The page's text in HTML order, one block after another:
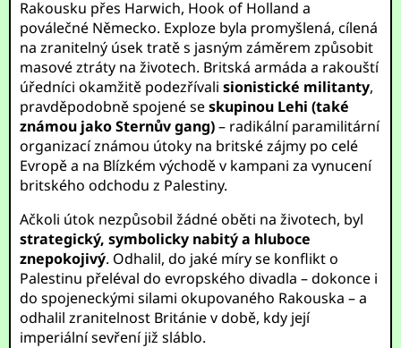
Rakousku přes Harwich, Hook of Holland a
poválečné Německo. Exploze byla promyšlená, cílená
na zranitelný úsek tratě s jasným záměrem způsobit
masové ztráty na životech. Britská armáda a rakouští
úředníci okamžitě podezřívalisionistické militanty,
pravděpodobně spojené seskupinou Lehi (také
známou jako Sternův gang)– radikální paramilitární
organizací známou útoky na britské zájmy po celé
Evropě a na Blízkém východě v kampani za vynucení
britského odchodu z Palestiny.
Ačkoli útok nezpůsobil žádné oběti na životech, byl
strategický, symbolicky nabitý a hluboce
znepokojivý. Odhalil, do jaké míry se konflikt o
Palestinu přeléval do evropského divadla – dokonce i
do spojeneckými silami okupovaného Rakouska – a
odhalil zranitelnost Británie v době, kdy její
imperiální sevření již sláblo.